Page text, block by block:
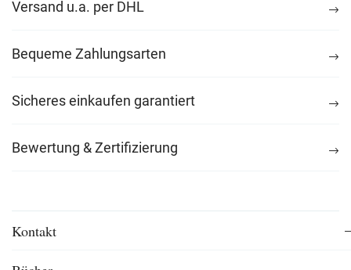
Versand u.a. per DHL
Bequeme Zahlungsarten
Sicheres einkaufen garantiert
Bewertung & Zertifizierung
Kontakt